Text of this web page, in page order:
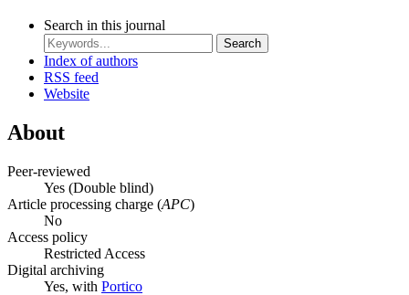
Search in this journal
Search
Index of authors
RSS feed
Website
About
Peer-reviewed
Yes (Double blind)
Article processing charge (APC)
No
Access policy
Restricted Access
Digital archiving
Yes, with Portico